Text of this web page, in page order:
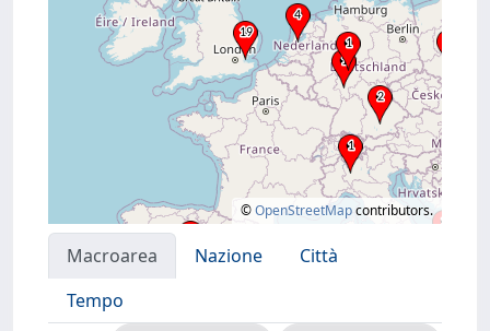
©OpenStreetMapcontributors.
Macroarea Nazione
Città
Tempo